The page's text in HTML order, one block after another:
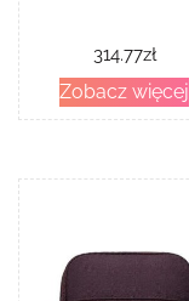
314.77zł
Zobacz więcej